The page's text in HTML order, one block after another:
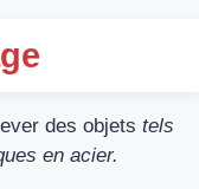
des objets tels
en acier.